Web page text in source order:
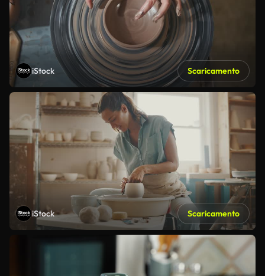
iStock Scaricamento
iStock Scaricamento